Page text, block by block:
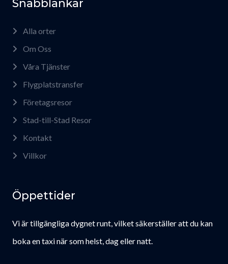
Snabblänkar
Alla orter
Om Oss
Våra Tjänster
Flygplatstransfer
Företagsresor
Stad-till-Stad Resor
Kontakt
Villkor
Öppettider
Vi är tillgängliga dygnet runt, vilket säkerställer att du kan
boka en taxi när som helst, dag eller natt.